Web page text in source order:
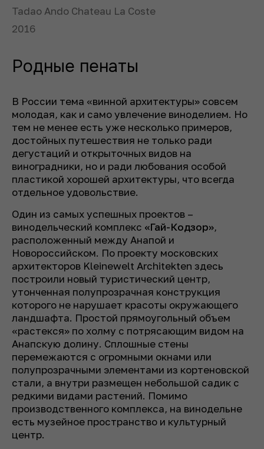
Tadao Ando Chateau La Coste
2016
Родные пенаты
В России тема «винной архитектуры» совсем
молодая, как и само увлечение виноделием. Но
тем не менее есть уже несколько примеров,
достойных путешествия не только ради
дегустаций и открыточных видов на
виноградники, но и ради любования особой
пластикой хорошей архитектуры, что всегда
отдельное удовольствие.
Один из самых успешных проектов –
винодельческий комплекс «Гай-Кодзор»,
расположенный между Анапой и
Новороссийском. По проекту московских
архитекторов Kleinewelt Architekten здесь
построили новый туристический центр,
утонченная полупрозрачная конструкция
которого не нарушает красоты окружающего
ландшафта. Простой прямоугольный объем
«растекся» по холму с потрясающим видом на
Анапскую долину. Сплошные стены
перемежаются с огромными окнами или
полупрозрачными элементами из кортеновской
стали, а внутри размещен небольшой садик с
редкими видами растений. Помимо
производственного комплекса, на винодельне
есть музейное пространство и культурный
центр.